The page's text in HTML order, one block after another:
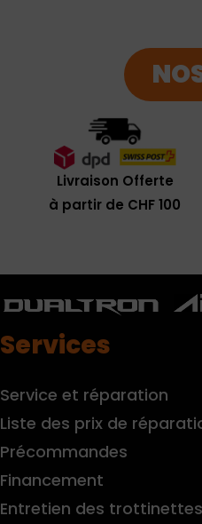
Livraison Offerte
à partir de CHF 100
Services
Service et réparation
Liste des prix de
Précommandes
Financement
Entretien des trottinettes